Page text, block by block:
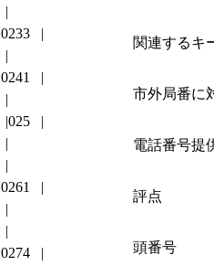
関連するキ
市外局番に
電話番号提
評点
頭番号
0233
0241
025
0261
0274